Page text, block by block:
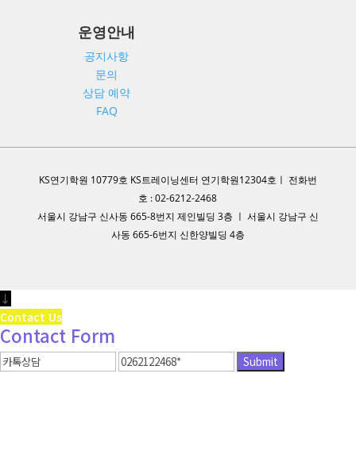
커
뮤
니
티
영
안
내
운영안내
공지사항
문의
상담 예약
FAQ
KS연기학원 10779호 KS트레이닝센터 연기학원12304호ㅣ 전화번
호 : 02-6212-2468
서울시 강남구 신사동 665-8번지 제인빌딩 3층 ㅣ 서울시 강남구 신
사동 665-6번지 신한양빌딩 4층
↓
Contact Us
Contact Form